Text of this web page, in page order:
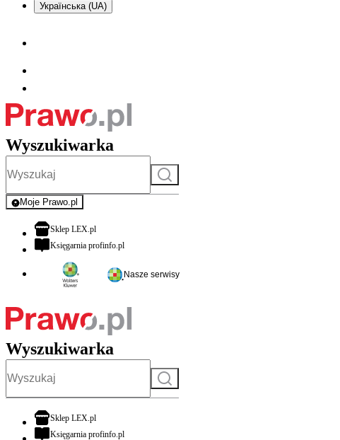
Українська (UA)
Wyszukiwarka
Szukaj
Moje Prawo.pl
- rejestracja i logowanie do serwisu
Sklep LEX.plotwiera się w nowej karcie
Księgarnia profinfo.plotwiera się w nowej karcie
Nasze serwisy
Wyszukiwarka
Szukaj
Sklep LEX.plotwiera się w nowej karcie
Księgarnia profinfo.plotwiera się w nowej karcie